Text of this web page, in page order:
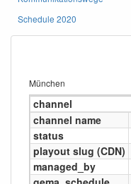
Schedule 2020
München
channel
channel name
status
playout slug (CDN)
managed_by